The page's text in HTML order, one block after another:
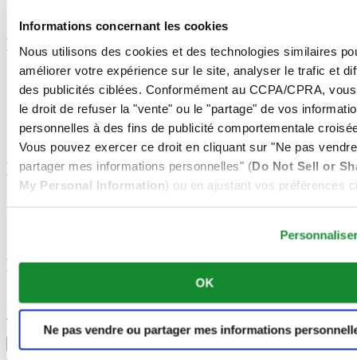
Informations concernant les cookies
Nous utilisons des cookies et des technologies similaires
améliorer votre expérience sur le site, analyser le trafic et
des publicités ciblées. Conformément au CCPA/CPRA,
le droit de refuser la "vente" ou le "partage" de vos
personnelles à des fins de publicité comportementale
Vous pouvez exercer ce droit en cliquant sur "Ne pas
partager mes informations personnelles" (Do Not Sell or
My Personal Information) ou en ajustant vos préférences
OK
Ne pas vendre ou partager mes informations
Footer column 3
Service client
Enregistrer ma montre
Tarifs des services d'entretien
Check & Reserve
Newsletter
Mentions légales
Rejoignez le club CERTINA
S'inscrire pour recevoir des informations exclusives
S'inscrire
Sélectionner un pays/une région